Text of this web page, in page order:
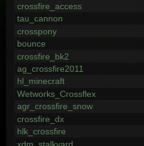
crossfire_access
tau_cannon
crosspony
bounce
crossfire_bk2
ag_crossfire2011
hl_minecraft
Wetworks_Crossflex
agr_crossfire_snow
crossfire_dx
hlk_crossfire
xdm_stalkyard